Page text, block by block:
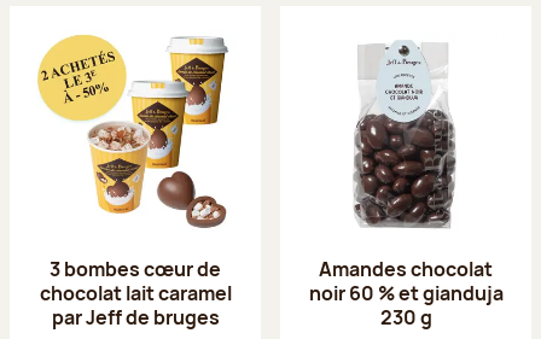
3 bombes cœur de
chocolat lait caramel
par Jeff de bruges
Amandes chocolat
noir 60 % et gianduja
230 g